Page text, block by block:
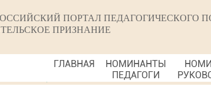
ПОРТАЛ ПЕДАГОГИЧЕСКОГО
ПРИЗНАНИЕ
ГЛАВНАЯ
НОМИНАНТЫ
ПЕДАГОГИ